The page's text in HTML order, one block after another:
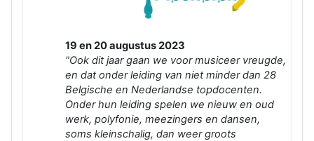
19 en 20 augustus 2023
"Ook dit jaar gaan we voor musiceer vreugde,
en dat onder leiding van niet minder dan 28
Belgische en Nederlandse topdocenten.
Onder hun leiding spelen we nieuw en oud
werk, polyfonie, meezingers en dansen,
soms kleinschalig, dan weer groots